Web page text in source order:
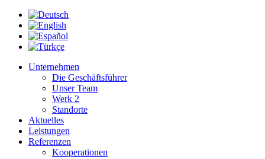
Unternehmen
Die Geschäftsführer
Unser Team
Werk 2
Standorte
Aktuelles
Leistungen
Referenzen
Kooperationen